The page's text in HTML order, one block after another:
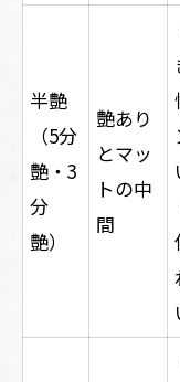
半艶
（5分
艶・3
分
艶）
艶あり
とマッ
トの中
間